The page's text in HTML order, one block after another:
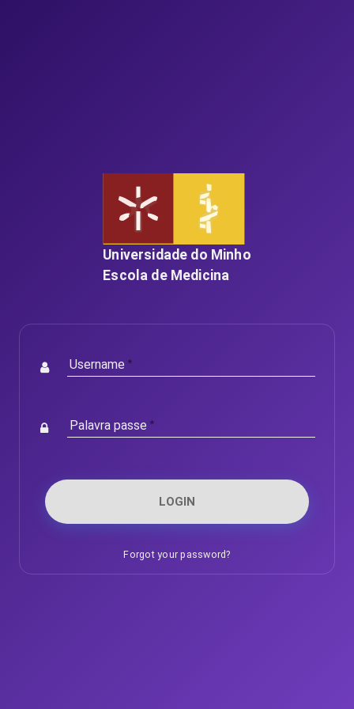
Universidade do Minho
Escola de Medicina
Username
Palavra passe
LOGIN
Forgot your password?